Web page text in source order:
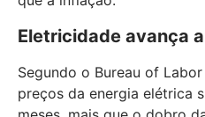
Eletricidade avança
Segundo o Bureau of
preços da energia elétrica